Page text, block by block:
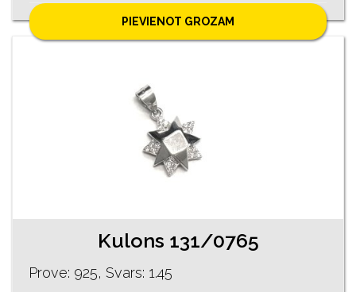
PIEVIENOT GROZAM
Kulons 131/0765
Prove: 925, Svars: 1.45